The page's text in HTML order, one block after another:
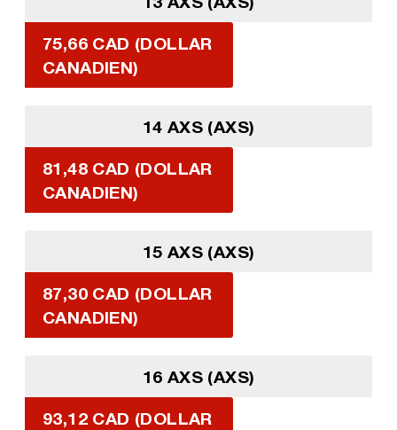
75,66 CAD (DOLLAR
CANADIEN)
14 AXS (AXS)
81,48 CAD (DOLLAR
CANADIEN)
15 AXS (AXS)
87,30 CAD (DOLLAR
CANADIEN)
16 AXS (AXS)
93,12 CAD (DOLLAR